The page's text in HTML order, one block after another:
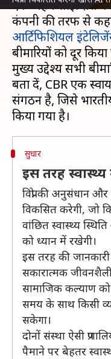
एक अहम साझेदारी
कंपनी की तरफ से
आर्टिफिशियल
बीमारियों को दूर
मुख्य उद्देश्य सभी
बता दें, CBR एक
संगठन है, जिसे
सुधार
इस तरह
विप्रो की अनुसंधान
विकसित करेगी, जो
वांछित स्वास्थ्य
को ध्यान में रखेगी।
इस तरह की
सकारात्मक
सामाजिक कल्याण
समय के साथ किसी
सकेगा।
दोनों संस्था ऐसी
पैमाने पर बेहतर